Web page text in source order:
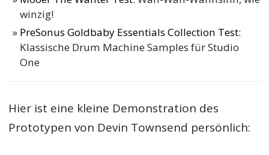
winzig!
PreSonus Goldbaby Essentials Collection Test:
Klassische Drum Machine Samples für Studio
One
Hier ist eine kleine Demonstration des
Prototypen von Devin Townsend persönlich: